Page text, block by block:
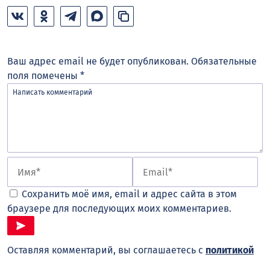
Ваш адрес email не будет опубликован. Обязательные
поля помечены *
Сохранить моё имя, email и адрес сайта в этом
браузере для последующих моих комментариев.
Оставляя комментарий, вы соглашаетесь с политикой